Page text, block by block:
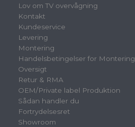
Lov om TV overvågning
Kontakt
Kundeservice
Levering
Montering
Handelsbetingelser for Montering
Oversigt
Retur & RMA
OEM/Private label Produktion
Sådan handler du
Fortrydelsesret
Showroom